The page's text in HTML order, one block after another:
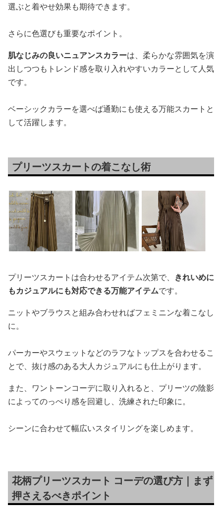
選ぶと着やせ効果も期待できます。
さらに色選びも重要なポイント。
肌なじみの良いニュアンスカラーは、柔らかな雰囲気を演
出しつつもトレンド感を取り入れやすいカラーとして人気
です。
ベーシックカラーを選べば通勤にも使える万能スカートと
して活躍します。
プリーツスカートの着こなし術
プリーツスカートは合わせるアイテム次第で、 きれいめに
もカジュアルにも対応できる万能アイテムです。
ニットやブラウスと組み合わせればフェミニンな着こなし
に。
パーカーやスウェットなどのラフなトップスを合わせるこ
とで、抜け感のある大人カジュアルにも仕上がります。
また、ワントーンコーデに取り入れると、プリーツの陰影
によってのっぺり感を回避し、洗練された印象に。
シーンに合わせて幅広いスタイリングを楽しめます。
花柄プリーツスカート コーデの選び方｜まず
押さえるべきポイント